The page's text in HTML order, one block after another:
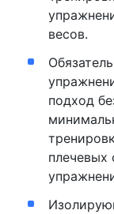
весов.
подход
плечевых